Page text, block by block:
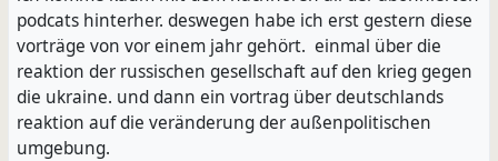
podcats hinterher. deswegen habe ich erst gestern diese
vorträge von vor einem jahr gehört. einmal über die
reaktion der russischen gesellschaft auf den krieg gegen
die ukraine. und dann ein vortrag über deutschlands
reaktion auf die veränderung der außenpolitischen
umgebung.